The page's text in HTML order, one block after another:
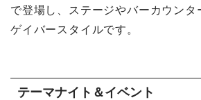
で登場し、ステージやバーカウンタ
ゲイバースタイルです。
テーマナイト＆イベント